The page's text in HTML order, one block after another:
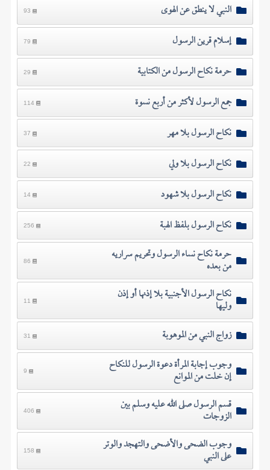
النبي لا ينطق عن الهوى 93
إسلام قرين الرسول 79
حرمة نكاح الرسول من الكتابية 29
جمع الرسول لأكثر من أربع نسوة 114
نكاح الرسول بلا مهر 37
نكاح الرسول بلا ولي 22
نكاح الرسول بلا شهود 14
نكاح الرسول بلفظ الهبة 256
حرمة نكاح نساء الرسول وتحريم سراريه
من بعده 86
نكاح الرسول الأجنبية بلا إذنها أو إذن
وليها 11
زواج النبي من الموهوبة 31
وجوب إجابة المرأة دعوة الرسول للنكاح
إن خلت من الموانع 9
قسم الرسول صلى الله عليه وسلم بين
الزوجات 406
وجوب الضحى والأضحى والتهجد والوتر
على النبي 158